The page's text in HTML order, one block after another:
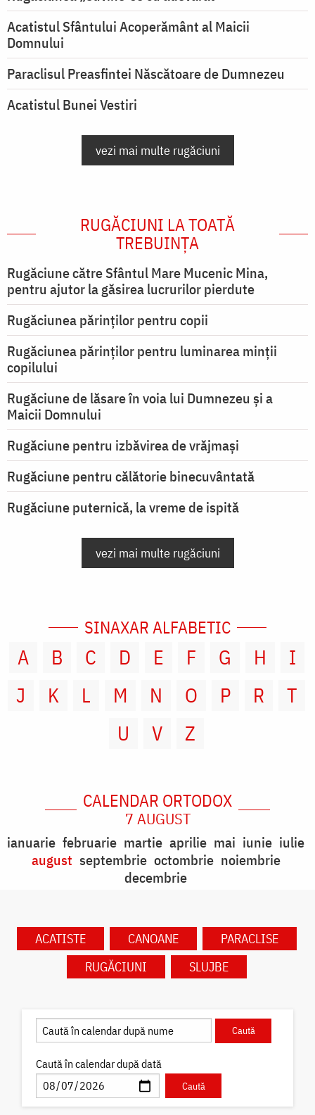
Acatistul Sfântului Acoperământ al Maicii
Domnului
Paraclisul Preasfintei Născătoare de Dumnezeu
Acatistul Bunei Vestiri
vezi mai multe rugăciuni
RUGĂCIUNI LA TOATĂ
TREBUINȚA
Rugăciune către Sfântul Mare Mucenic Mina,
pentru ajutor la găsirea lucrurilor pierdute
Rugăciunea părinților pentru copii
Rugăciunea părinților pentru luminarea minţii
copilului
Rugăciune de lăsare în voia lui Dumnezeu şi a
Maicii Domnului
Rugăciune pentru izbăvirea de vrăjmași
Rugăciune pentru călătorie binecuvântată
Rugăciune puternică, la vreme de ispită
vezi mai multe rugăciuni
SINAXAR ALFABETIC
A B C D E F G H
I
J
K L M N O P R
T
U
V Z
CALENDAR ORTODOX
7 AUGUST
ianuarie februarie martie aprilie mai iunie iulie
august septembrie octombrie noiembrie
decembrie
ACATISTE CANOANE
PARACLISE
RUGĂCIUNI
SLUJBE
Caută în calendar după dată